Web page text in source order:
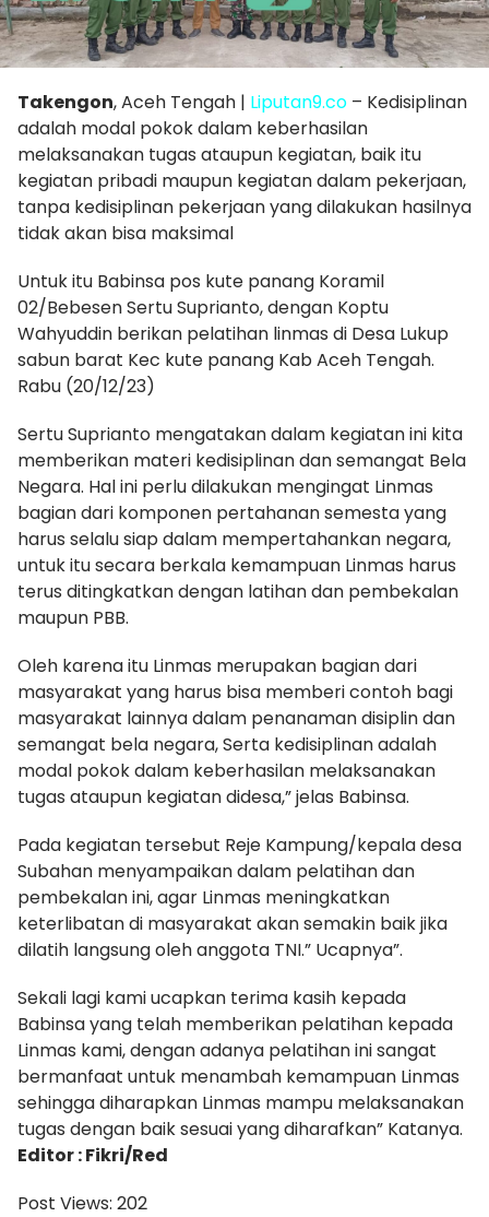
Takengon, Aceh Tengah | Liputan9.co – Kedisiplinan
adalah modal pokok dalam keberhasilan
melaksanakan tugas ataupun kegiatan, baik itu
kegiatan pribadi maupun kegiatan dalam pekerjaan,
tanpa kedisiplinan pekerjaan yang dilakukan hasilnya
tidak akan bisa maksimal
Untuk itu Babinsa pos kute panang Koramil
02/Bebesen Sertu Suprianto, dengan Koptu
Wahyuddin berikan pelatihan linmas di Desa Lukup
sabun barat Kec kute panang Kab Aceh Tengah.
Rabu (20/12/23)
Sertu Suprianto mengatakan dalam kegiatan ini kita
memberikan materi kedisiplinan dan semangat Bela
Negara. Hal ini perlu dilakukan mengingat Linmas
bagian dari komponen pertahanan semesta yang
harus selalu siap dalam mempertahankan negara,
untuk itu secara berkala kemampuan Linmas harus
terus ditingkatkan dengan latihan dan pembekalan
maupun PBB.
Oleh karena itu Linmas merupakan bagian dari
masyarakat yang harus bisa memberi contoh bagi
masyarakat lainnya dalam penanaman disiplin dan
semangat bela negara, Serta kedisiplinan adalah
modal pokok dalam keberhasilan melaksanakan
tugas ataupun kegiatan didesa,” jelas Babinsa.
Pada kegiatan tersebut Reje Kampung/kepala desa
Subahan menyampaikan dalam pelatihan dan
pembekalan ini, agar Linmas meningkatkan
keterlibatan di masyarakat akan semakin baik jika
dilatih langsung oleh anggota TNI.” Ucapnya”.
Sekali lagi kami ucapkan terima kasih kepada
Babinsa yang telah memberikan pelatihan kepada
Linmas kami, dengan adanya pelatihan ini sangat
bermanfaat untuk menambah kemampuan Linmas
sehingga diharapkan Linmas mampu melaksanakan
tugas dengan baik sesuai yang diharafkan” Katanya.
Editor : Fikri/Red
Post Views: 202